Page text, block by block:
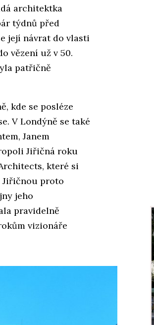
architektka
týdnů před
její návrat do vlasti
vězení už v 50.
patřičně
kde se posléze
V Londýně se také
Janem
Jiřičná roku
které si
Jiřičnou proto
jeho
pravidelně
vizionáře